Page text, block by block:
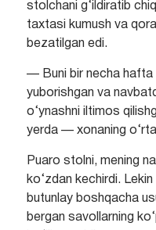
stolchani g‘ildiratib
taxtasi kumush va
bezatilgan edi.
— Buni bir necha hafta
yuborishgan va
o‘ynashni iltimos
yerda — xonaning
Puaro stolni, mening
ko‘zdan kechirdi.
butunlay boshqacha
bergan savollarning